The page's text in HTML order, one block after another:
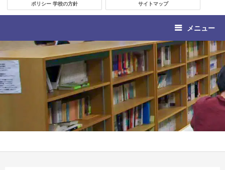
ポリシー 学校の方針 サイトマップ
メニュー